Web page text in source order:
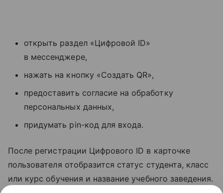
открыть раздел «Цифровой ID»
в мессенджере,
нажать на кнопку «Создать QR»,
предоставить согласие на обработку
персональных данных,
придумать pin-код для входа.
После регистрации Цифрового ID в карточке
пользователя отобразится статус студента, класс
или курс обучения и название учебного заведения.